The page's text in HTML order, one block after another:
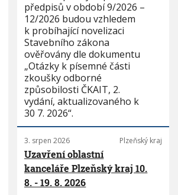
předpisů v období 9/2026 –
12/2026 budou vzhledem
k probíhající novelizaci
Stavebního zákona
ověřovány dle dokumentu
„Otázky k písemné části
zkoušky odborné
způsobilosti ČKAIT, 2.
vydání, aktualizovaného k
30 7. 2026“.
3. srpen 2026 Plzeňský kraj
Uzavření oblastní
kanceláře Plzeňský kraj 10.
8. - 19. 8. 2026